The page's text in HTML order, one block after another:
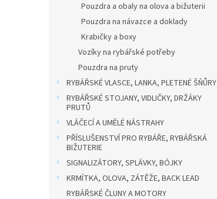
Pouzdra a obaly na olova a bižuterii
Pouzdra na návazce a doklady
Krabičky a boxy
Vozíky na rybářské potřeby
Pouzdra na pruty
RYBÁŘSKÉ VLASCE, LANKA, PLETENÉ ŠŇŮRY
RYBÁŘSKÉ STOJANY, VIDLIČKY, DRŽÁKY
PRUTŮ
VLÁČECÍ A UMĚLÉ NÁSTRAHY
PŘÍSLUŠENSTVÍ PRO RYBÁŘE, RYBÁŘSKÁ
BIŽUTERIE
SIGNALIZÁTORY, SPLÁVKY, BÓJKY
KRMÍTKA, OLOVA, ZÁTĚŽE, BACK LEAD
RYBÁŘSKÉ ČLUNY A MOTORY